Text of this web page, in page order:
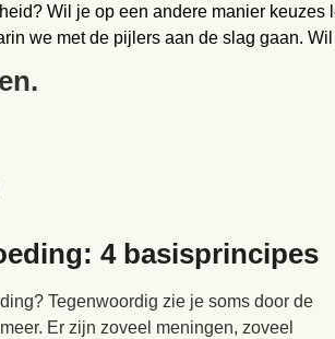
Wil je op een andere manier
we met de pijlers aan de slag gaan.
4 basisprincipes
Tegenwoordig zie je soms door de
Er zijn zoveel meningen, zoveel